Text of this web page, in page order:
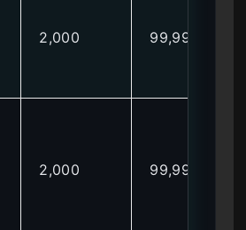
2,000 99,999
2,000 99,999